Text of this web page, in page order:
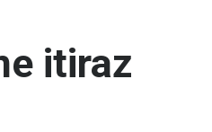
itiraz